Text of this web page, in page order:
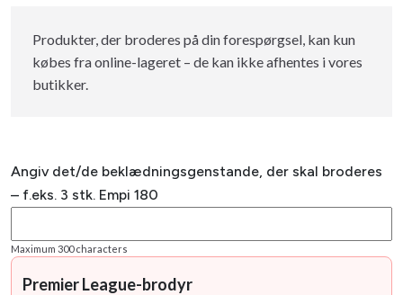
Produkter, der broderes på din forespørgsel, kan kun
købes fra online-lageret – de kan ikke afhentes i vores
butikker.
Angiv det/de beklædningsgenstande, der skal broderes
– f.eks. 3 stk. Empi 180
Maximum 300 characters
Premier League-brodyr